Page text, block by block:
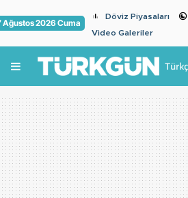
Ağustos 2026 Cuma
Döviz Piyasaları
Video Galeriler